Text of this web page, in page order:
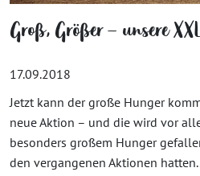
Groß, Größer – unsere
17.09.2018
Jetzt kann der große Hunger
neue Aktion – und die wird vor
besonders großem Hunger
den vergangenen Aktionen